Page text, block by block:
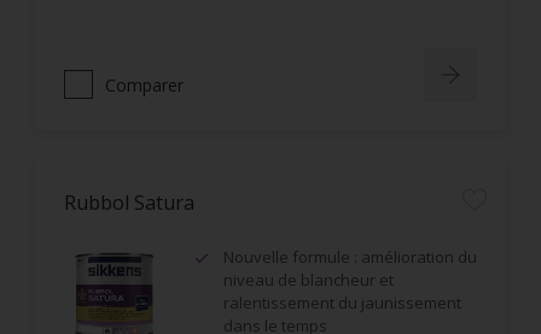
Comparer
Rubbol Satura
Nouvelle formule : amélioration du
niveau de blancheur et
ralentissement du jaunissement
dans le temps